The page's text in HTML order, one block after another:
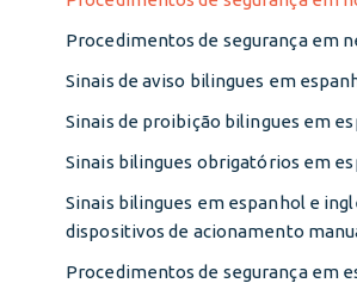
Procedimentos de segurança em
Sinais de aviso bilingues em
Sinais de proibição bilingues em
Sinais bilingues obrigatórios em
Sinais bilingues em espanhol e
dispositivos de acionamento
Procedimentos de segurança em